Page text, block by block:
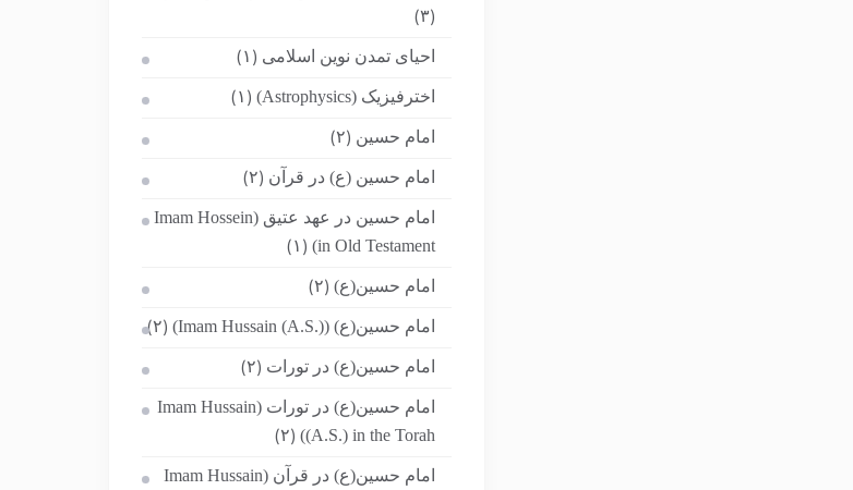
(۳)
احیای تمدن نوین اسلامی (۱)
اخترفیزیک (Astrophysics) (۱)
امام حسین (۲)
امام حسین (ع) در قرآن (۲)
امام حسین در عهد عتیق (Imam Hossein
in Old Testament)
(۱)
امام حسین(ع) (۲)
امام حسین(ع) (Imam Hussain (A.S.)) (۲)
امام حسین(ع) در تورات (۲)
امام حسین(ع) در تورات (Imam Hussain
(A.S.) in the Torah)
(۲)
امام حسین(ع) در قرآن (Imam Hussain